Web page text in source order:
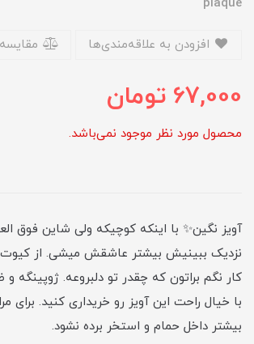
67,000 تومان
محصول مورد نظر موجود نمی‌باشد.
آویز نگین✨ با اینکه کوچیکه ولی شاین فوق
نزدیک ببینیش بیشتر عاشقش میشی. از
کار نگم براتون که چقدر تو دلبروعه.
با خیال راحت این آویز رو خریداری کنید. برای
بیشتر داخل حمام و استخر برده نشود.